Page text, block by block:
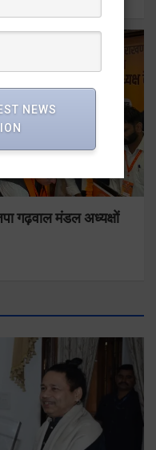
गढ़वाल मंडल अध्यक्षों
NEWS